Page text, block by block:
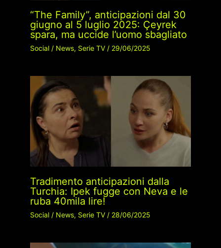
“The Family”, anticipazioni dal 30
giugno al 5 luglio 2025: Çeyrek
spara, ma uccide l’uomo sbagliato
Social/ News, Serie TV/ 29/06/2025
Tradimento anticipazioni dalla
Turchia: Ipek fugge con Neva e le
ruba 40mila lire!
Social/ News, Serie TV/ 28/06/2025